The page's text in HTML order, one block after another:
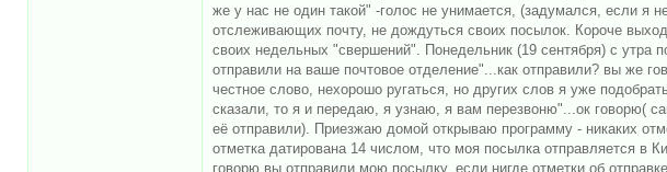
же у нас не один такой" -голос не унимается, (задумался, если я
отслеживающих почту, не дождуться своих посылок. Короче
своих недельных "свершений". Понедельник (19 сентября) с
отправили на ваше почтовое отделение"...как отправили? вы же
честное слово, нехорошо ругаться, но других слов я уже
сказали, то я и передаю, я узнаю, я вам перезвоню"...ок говорю(
её отправили). Приезжаю домой открываю программу - никаких
отметка датирована 14 числом, что моя посылка отправляется в
говорю вы отправили мою посылку, если нигде отметки об